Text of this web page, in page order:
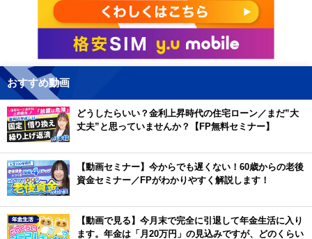
おすすめ動画
どうしたらいい？金利上昇時代の住宅ローン／まだ”大
丈夫”と思っていませんか？【FP無料セミナー】
【動画セミナー】今からでも遅くない！60歳からの老後
資金セミナー／FPがわかりやすく解説します！
【動画で見る】今月末で完全に引退して年金生活に入り
ます。年金は「月20万円」の見込みですが、どのくらい